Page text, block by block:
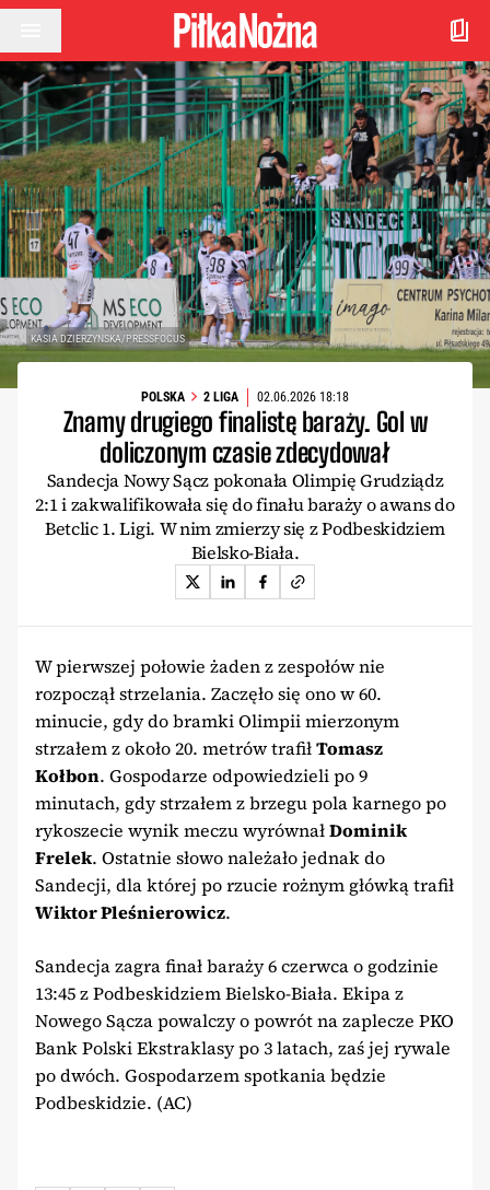
Przejdź do treści
KASIA DZIERZYNSKA/PRESSFOCUS
POLSKA 2 LIGA 02.06.2026 18:18
Znamy drugiego finalistę baraży. Gol w
doliczonym czasie zdecydował
Sandecja Nowy Sącz pokonała Olimpię Grudziądz
2:1 i zakwalifikowała się do finału baraży o awans do
Betclic 1. Ligi. W nim zmierzy się z Podbeskidziem
Bielsko-Biała.
W pierwszej połowie żaden z zespołów nie
rozpoczął strzelania. Zaczęło się ono w 60.
minucie, gdy do bramki Olimpii mierzonym
strzałem z około 20. metrów trafiłTomasz
Kołbon. Gospodarze odpowiedzieli po 9
minutach, gdy strzałem z brzegu pola karnego po
rykoszecie wynik meczu wyrównałDominik
Frelek. Ostatnie słowo należało jednak do
Sandecji, dla której po rzucie rożnym główką trafił
Wiktor Pleśnierowicz.
Sandecja zagra finał baraży 6 czerwca o godzinie
13:45 z Podbeskidziem Bielsko-Biała. Ekipa z
Nowego Sącza powalczy o powrót na zaplecze PKO
Bank Polski Ekstraklasy po 3 latach, zaś jej rywale
po dwóch. Gospodarzem spotkania będzie
Podbeskidzie. (AC)